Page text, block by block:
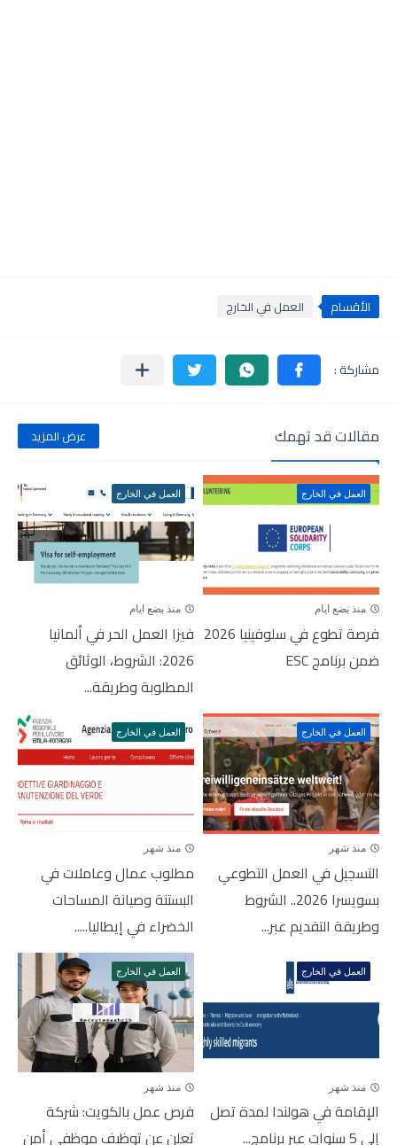
الأقسام العمل في الخارج
مقالات قد تهمك عرض المزيد
العمل في الخارج
منذ بضع ايام
فرصة تطوع في سلوفينيا 2026
ضمن برنامج ESC
العمل في الخارج
منذ بضع ايام
فيزا العمل الحر في ألمانيا
2026: الشروط، الوثائق
المطلوبة وطريقة...
العمل في الخارج
منذ شهر
التسجيل في العمل التطوعي
بسويسرا 2026.. الشروط
وطريقة التقديم عبر...
العمل في الخارج
منذ شهر
مطلوب عمال وعاملات في
البستنة وصيانة المساحات
الخضراء في إيطاليا.....
العمل في الخارج
منذ شهر
الإقامة في هولندا لمدة تصل
إلى 5 سنوات عبر برنامج...
العمل في الخارج
منذ شهر
فرص عمل بالكويت: شركة
تعلن عن توظيف موظفي أمن